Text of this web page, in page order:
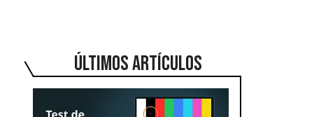
ÚLTIMOS ARTÍCULOS